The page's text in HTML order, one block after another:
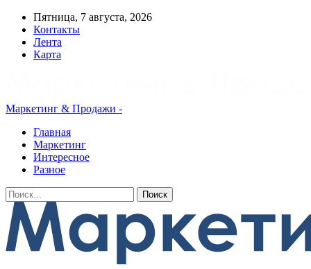
Пятница, 7 августа, 2026
Контакты
Лента
Карта
Маркетинг & Продажи -
Главная
Маркетинг
Интересное
Разное